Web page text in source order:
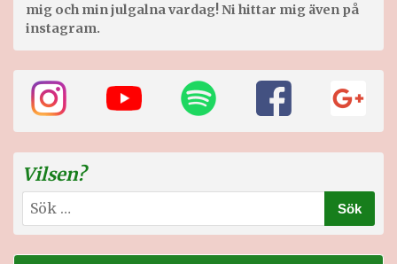
mig och min julgalna vardag! Ni hittar mig även på
instagram.
Vilsen?
Sök
efter: